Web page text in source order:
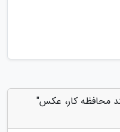
2019: شاسی بلند محافظه کار، عکس"